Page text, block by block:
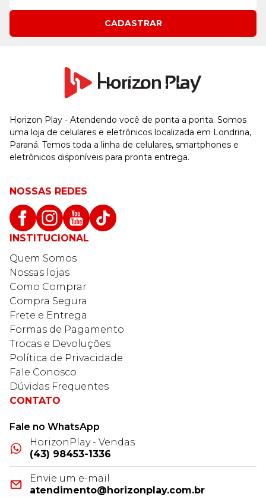
CADASTRAR
Horizon Play - Atendendo você de ponta a ponta. Somos
uma loja de celulares e eletrônicos localizada em Londrina,
Paraná. Temos toda a linha de celulares, smartphones e
eletrônicos disponíveis para pronta entrega.
NOSSAS REDES
INSTITUCIONAL
Quem Somos
Nossas lojas
Como Comprar
Compra Segura
Frete e Entrega
Formas de Pagamento
Trocas e Devoluções
Política de Privacidade
Fale Conosco
Dúvidas Frequentes
CONTATO
Fale no WhatsApp
HorizonPlay - Vendas
(43) 98453-1336
Envie um e-mail
atendimento@horizonplay.com.br